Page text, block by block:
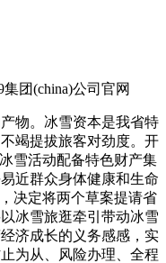
团(china)公司官网
物。冰雪资本是我省特
竭提拔旅客对劲度。开
雪活动配备特色财产集
近群众身体健康和生命
决定将两个草案提请省
冰雪旅逛牵引带动冰雪
济成长的义务感感，实
为从、风险办理、全程